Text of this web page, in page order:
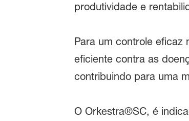
produtividade e
Para um controle
eficiente contra as
contribuindo para uma
O Orkestra®SC, é